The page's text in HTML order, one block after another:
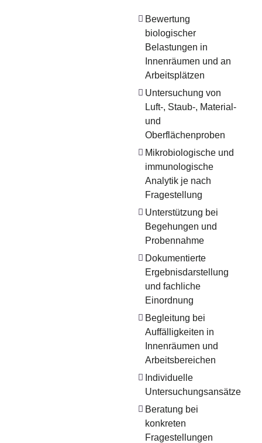
Bewertung
biologischer
Belastungen in
Innenräumen und an
Arbeitsplätzen
Untersuchung von
Luft-, Staub-, Material-
und
Oberflächenproben
Mikrobiologische und
immunologische
Analytik je nach
Fragestellung
Unterstützung bei
Begehungen und
Probennahme
Dokumentierte
Ergebnisdarstellung
und fachliche
Einordnung
Begleitung bei
Auffälligkeiten in
Innenräumen und
Arbeitsbereichen
Individuelle
Untersuchungsansätze
Beratung bei
konkreten
Fragestellungen